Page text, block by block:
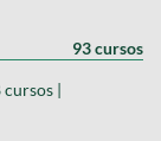
93 cursos
|